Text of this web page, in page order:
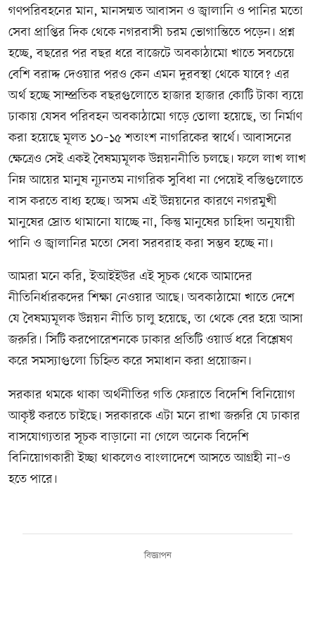
গণপরিবহনের মান, মানসম্মত আবাসন ও জ্বালানি ও পানির মতো
সেবা প্রাপ্তির দিক থেকে নগরবাসী চরম ভোগান্তিতে পড়েন। প্রশ্ন
হচ্ছে, বছরের পর বছর ধরে বাজেটে অবকাঠামো খাতে সবচেয়ে
বেশি বরাদ্দ দেওয়ার পরও কেন এমন দুরবস্থা থেকে যাবে? এর
অর্থ হচ্ছে সাম্প্রতিক বছরগুলোতে হাজার হাজার কোটি টাকা ব্যয়ে
ঢাকায় যেসব পরিবহন অবকাঠামো গড়ে তোলা হয়েছে, তা নির্মাণ
করা হয়েছে মূলত ১০–১৫ শতাংশ নাগরিকের স্বার্থে। আবাসনের
ক্ষেত্রেও সেই একই বৈষম্যমূলক উন্নয়ননীতি চলছে। ফলে লাখ লাখ
নিম্ন আয়ের মানুষ ন্যূনতম নাগরিক সুবিধা না পেয়েই বস্তিগুলোতে
বাস করতে বাধ্য হচ্ছে। অসম এই উন্নয়নের কারণে নগরমুখী
মানুষের স্রোত থামানো যাচ্ছে না, কিন্তু মানুষের চাহিদা অনুযায়ী
পানি ও জ্বালানির মতো সেবা সরবরাহ করা সম্ভব হচ্ছে না।
আমরা মনে করি, ইআইইউর এই সূচক থেকে আমাদের
নীতিনির্ধারকদের শিক্ষা নেওয়ার আছে। অবকাঠামো খাতে দেশে
যে বৈষম্যমূলক উন্নয়ন নীতি চালু হয়েছে, তা থেকে বের হয়ে আসা
জরুরি। সিটি করপোরেশনকে ঢাকার প্রতিটি ওয়ার্ড ধরে বিশ্লেষণ
করে সমস্যাগুলো চিহ্নিত করে সমাধান করা প্রয়োজন।
সরকার থমকে থাকা অর্থনীতির গতি ফেরাতে বিদেশি বিনিয়োগ
আকৃষ্ট করতে চাইছে। সরকারকে এটা মনে রাখা জরুরি যে ঢাকার
বাসযোগ্যতার সূচক বাড়ানো না গেলে অনেক বিদেশি
বিনিয়োগকারী ইচ্ছা থাকলেও বাংলাদেশে আসতে আগ্রহী না–ও
হতে পারে।
বিজ্ঞাপন